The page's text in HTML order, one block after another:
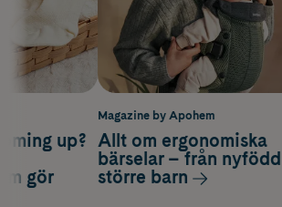
up?
gör
Magazine by Apohem
Allt om ergonomiska
bärselar – från
större barn